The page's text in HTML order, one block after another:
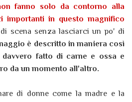
fanno solo da contorno alla
importanti in questo magnifico
scena senza lasciarci un po' di
è descritto in maniera così
davvero fatto di carne e ossa e
da un momento all'altro.
di donne come la madre e la